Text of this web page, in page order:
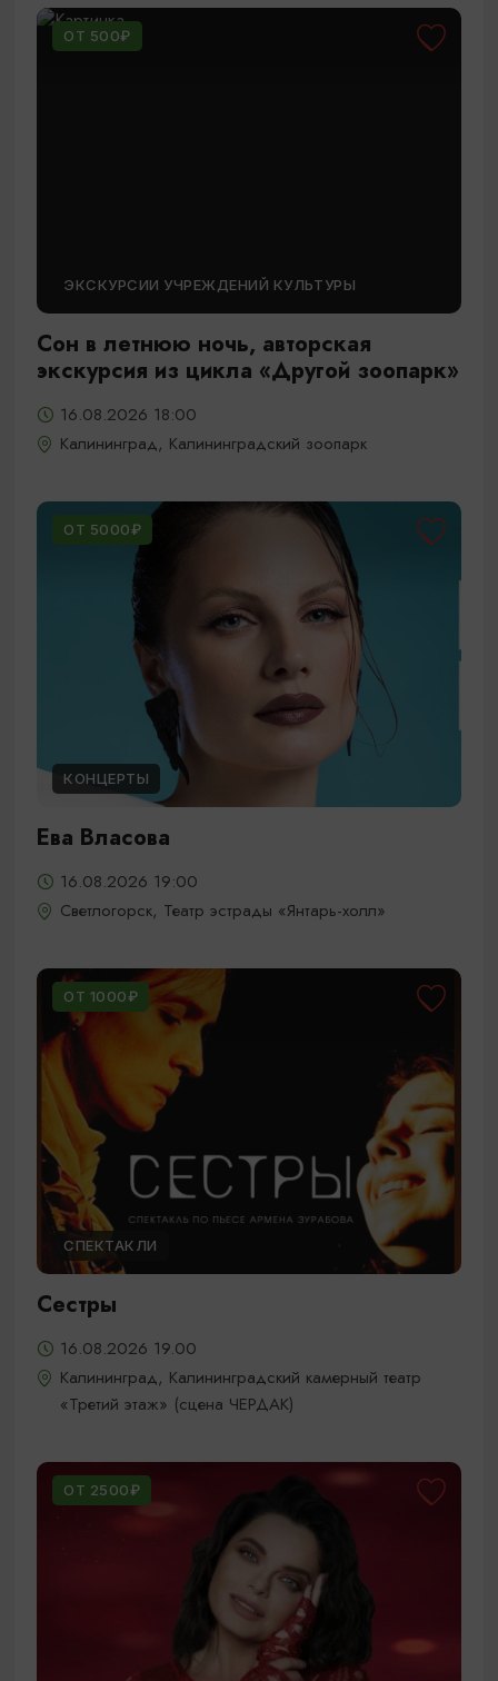
ОТ 500₽
ЭКСКУРСИИ УЧРЕЖДЕНИЙ КУЛЬТУРЫ
Сон в летнюю ночь, авторская
экскурсия из цикла «Другой зоопарк»
16.08.2026 18:00
Калининград, Калининградский зоопарк
ОТ 5000₽
КОНЦЕРТЫ
Ева Власова
16.08.2026 19:00
Светлогорск, Театр эстрады «Янтарь-холл»
ОТ 1000₽
СПЕКТАКЛИ
Сестры
16.08.2026 19.00
Калининград, Калининградский камерный театр
«Третий этаж» (сцена ЧЕРДАК)
ОТ 2500₽